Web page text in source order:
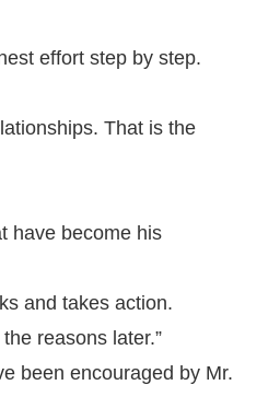
effort step by step.
That is the
have become his
and takes action.
reasons later.”
been encouraged by Mr.